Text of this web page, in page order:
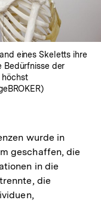
eines Skeletts ihre
Bedürfnisse der
höchst
wurde in
geschaffen, die
in die
die